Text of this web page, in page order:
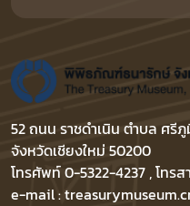
52 ถนน ราชดำเนิน ตำบล ศรีภู
จังหวัดเชียงใหม่ 50200
โทรศัพท์ 0-5322-4237 , โทร
e-mail :